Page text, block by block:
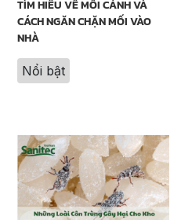
TÌM HIỂU VỀ MỐI CÁNH VÀ
CÁCH NGĂN CHẶN MỐI VÀO
NHÀ
Nổi bật